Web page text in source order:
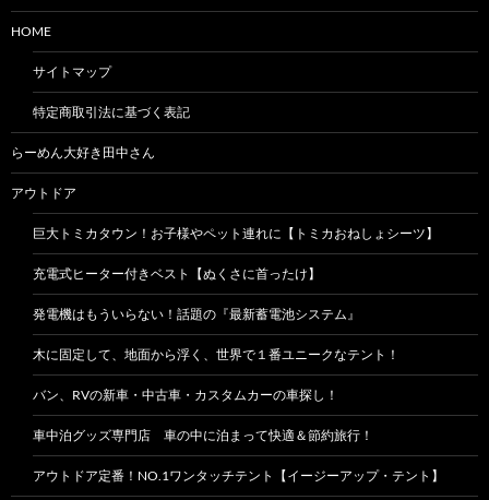
HOME
サイトマップ
特定商取引法に基づく表記
らーめん大好き田中さん
アウトドア
巨大トミカタウン！お子様やペット連れに【トミカおねしょシーツ】
充電式ヒーター付きベスト【ぬくさに首ったけ】
発電機はもういらない！話題の『最新蓄電池システム』
木に固定して、地面から浮く、世界で１番ユニークなテント！
バン、RVの新車・中古車・カスタムカーの車探し！
車中泊グッズ専門店 車の中に泊まって快適＆節約旅行！
アウトドア定番！NO.1ワンタッチテント【イージーアップ・テント】